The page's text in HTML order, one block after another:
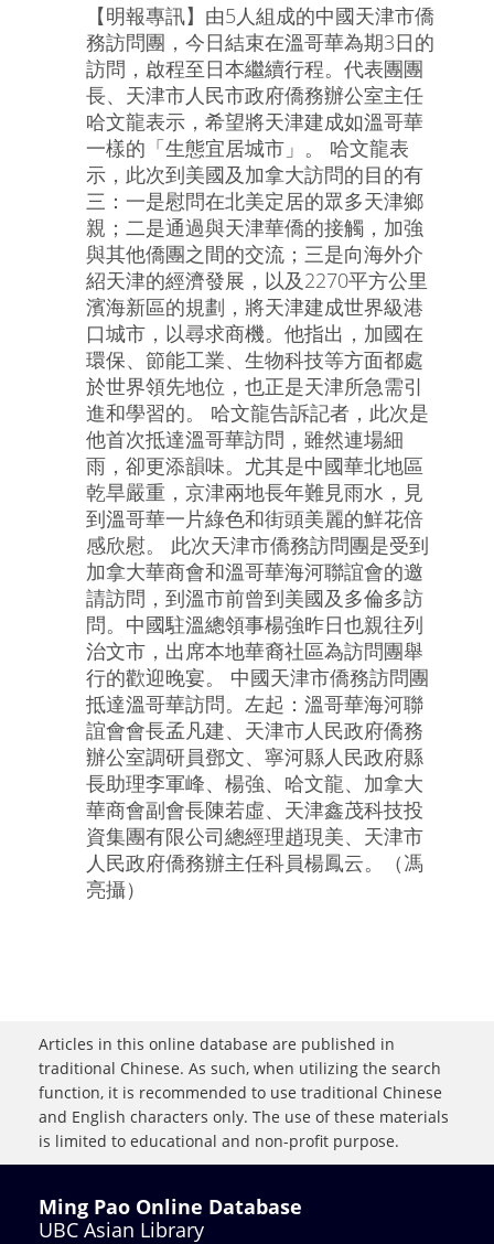
【明報專訊】由5人組成的中國天津市僑
務訪問團，今日結束在溫哥華為期3日的
訪問，啟程至日本繼續行程。代表團團
長、天津市人民市政府僑務辦公室主任
哈文龍表示，希望將天津建成如溫哥華
一樣的「生態宜居城市」。 哈文龍表
示，此次到美國及加拿大訪問的目的有
三：一是慰問在北美定居的眾多天津鄉
親；二是通過與天津華僑的接觸，加強
與其他僑團之間的交流；三是向海外介
紹天津的經濟發展，以及2270平方公里
濱海新區的規劃，將天津建成世界級港
口城市，以尋求商機。他指出，加國在
環保、節能工業、生物科技等方面都處
於世界領先地位，也正是天津所急需引
進和學習的。 哈文龍告訴記者，此次是
他首次抵達溫哥華訪問，雖然連場細
雨，卻更添韻味。尤其是中國華北地區
乾旱嚴重，京津兩地長年難見雨水，見
到溫哥華一片綠色和街頭美麗的鮮花倍
感欣慰。 此次天津市僑務訪問團是受到
加拿大華商會和溫哥華海河聯誼會的邀
請訪問，到溫市前曾到美國及多倫多訪
問。中國駐溫總領事楊強昨日也親往列
治文市，出席本地華裔社區為訪問團舉
行的歡迎晚宴。 中國天津市僑務訪問團
抵達溫哥華訪問。左起：溫哥華海河聯
誼會會長孟凡建、天津市人民政府僑務
辦公室調研員鄧文、寧河縣人民政府縣
長助理李軍峰、楊強、哈文龍、加拿大
華商會副會長陳若虛、天津鑫茂科技投
資集團有限公司總經理趙現美、天津市
人民政府僑務辦主任科員楊鳳云。（馮
亮攝）
Articles in this online database are published in
traditional Chinese. As such, when utilizing the search
function, it is recommended to use traditional Chinese
and English characters only. The use of these materials
is limited to educational and non-profit purpose.
Ming Pao Online Database
UBC Asian Library